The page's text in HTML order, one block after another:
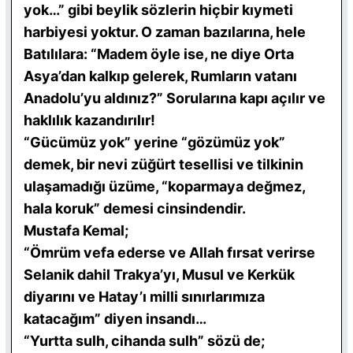
yok…” gibi beylik sözlerin hiçbir kıymeti
harbiyesi yoktur. O zaman bazılarına, hele
Batılılara: “Madem öyle ise, ne diye Orta
Asya’dan kalkıp gelerek, Rumların vatanı
Anadolu’yu aldınız?” Sorularına kapı açılır ve
haklılık kazandırılır!
“Gücümüz yok” yerine “gözümüz yok”
demek, bir nevi züğürt tesellisi ve tilkinin
ulaşamadığı üzüme, “koparmaya değmez,
hala koruk” demesi cinsindendir.
Mustafa Kemal;
“Ömrüm vefa ederse ve Allah fırsat verirse
Selanik dahil Trakya’yı, Musul ve Kerkük
diyarını ve Hatay’ı milli sınırlarımıza
katacağım” diyen insandı…
“Yurtta sulh, cihanda sulh” sözü de;